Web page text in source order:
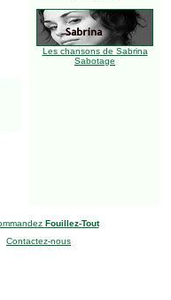
Les chansons de Sabrina
Sabotage
Fouillez-Tout
Contactez-nous